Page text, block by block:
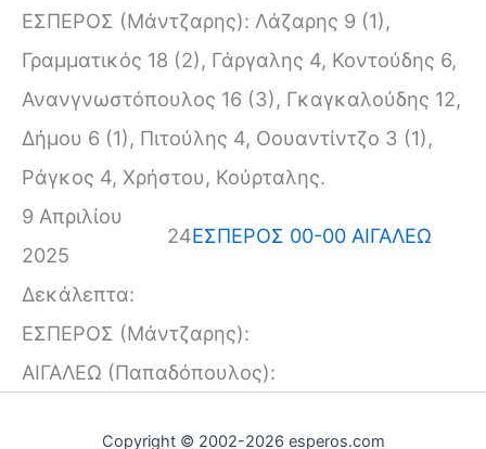
ΕΣΠΕΡΟΣ (Μάντζαρης): Λάζαρης 9 (1),
Γραμματικός 18 (2), Γάργαλης 4, Κοντούδης 6,
Ανανγνωστόπουλος 16 (3), Γκαγκαλούδης 12,
Δήμου 6 (1), Πιτούλης 4, Οουαντίντζο 3 (1),
Ράγκος 4, Χρήστου, Κούρταλης.
9 Απριλίου
2025
24ΕΣΠΕΡΟΣ 00-00 ΑΙΓΑΛΕΩ
Δεκάλεπτα:
ΕΣΠΕΡΟΣ (Μάντζαρης):
ΑΙΓΑΛΕΩ (Παπαδόπουλος):
Copyright © 2002-2026 esperos.com